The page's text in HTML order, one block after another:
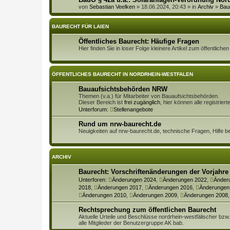
von Sebastian Veelken » 18.06.2024, 20:43 » in Archiv »
BAURECHT FÜR LAIEN
Öffentliches Baurecht: Häufige Fragen
Hier finden Sie in loser Folge kleinere Artikel zum
ÖFFENTLICHES BAURECHT IN NORDRHEIN-WESTFALEN
Bauaufsichtsbehörden NRW
Themen (v.a.) für Mitarbeiter von Bauaufsichtsbehörden.
Dieser Bereich ist frei zugänglich , hier können alle
Unterforum:
Stellenangebote
Rund um nrw-baurecht.de
Neuigkeiten auf nrw-baurecht.de, technische Fragen, Hilfe
ARCHIV
Baurecht: Vorschriftenänderungen der Vorjahre
Unterforen: Änderungen 2024 Änderungen 2022
2018
Änderungen 2017 Änderungen 2016
Änderungen 2010
Änderungen 2009 Änderungen 2008
Rechtsprechung zum öffentlichen Baurecht
Aktuelle Urteile und Beschlüsse nordrhein-westfälischer
alle Mitglieder der Benutzergruppe AK bab.